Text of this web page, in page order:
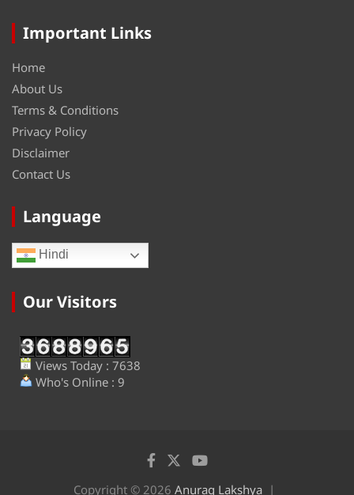
Important Links
Home
About Us
Terms & Conditions
Privacy Policy
Disclaimer
Contact Us
Language
Hindi
Our Visitors
Views Today : 7638
Who's Online : 9
Copyright © 2026 Anurag Lakshya